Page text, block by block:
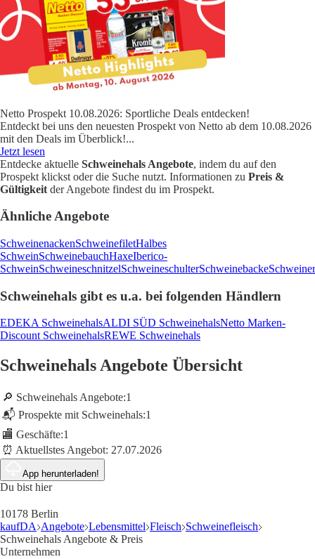
Netto Prospekt 10.08.2026: Sportliche Deals entdecken!
Entdeckt bei uns den neuesten Prospekt von Netto ab dem 10.08.2026
mit den Deals im Überblick!...
Jetzt lesen
Entdecke aktuelle Schweinehals Angebote, indem du auf den
Prospekt klickst oder die Suche nutzt. Informationen zu Preis &
Gültigkeit der Angebote findest du im Prospekt.
Ähnliche Angebote
SchweinenackenSchweinefiletHalbes
SchweinSchweinebauchHaxeIberico-
SchweinSchweineschnitzelSchweineschulterSchweinebacke
Schweinehals gibt es u.a. bei folgenden Händlern
EDEKA SchweinehalsALDI SÜD SchweinehalsNetto Marken-
Discount SchweinehalsREWE Schweinehals
Schweinehals Angebote Übersicht
🔎 Schweinehals Angebote:1
📬 Prospekte mit Schweinehals:1
🏬 Geschäfte:1
⏰ Aktuellstes Angebot: 27.07.2026
App herunterladen!
Du bist hier
10178 Berlin
kaufDA Angebote Lebensmittel Fleisch Schweinefleisch
Schweinehals Angebote & Preis
Unternehmen